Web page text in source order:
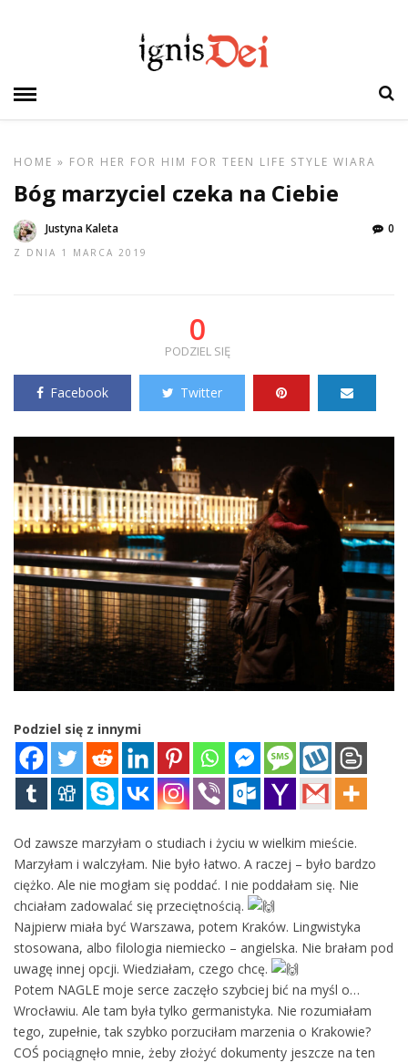
HOME » FOR HER FOR HIM FOR TEEN LIFE STYLE WIARA
Bóg marzyciel czeka na Ciebie
Justyna Kaleta
Z DNIA 1 MARCA 2019
0
0
PODZIEL SIĘ
Facebook Twitter
Podziel się z innymi
Od zawsze marzyłam o studiach i życiu w wielkim mieście.
Marzyłam i walczyłam. Nie było łatwo. A raczej – było bardzo
ciężko. Ale nie mogłam się poddać. I nie poddałam się. Nie
chciałam zadowalać się przeciętnością.
Najpierw miała być Warszawa, potem Kraków. Lingwistyka
stosowana, albo filologia niemiecko – angielska. Nie brałam pod
uwagę innej opcji. Wiedziałam, czego chcę.
Potem NAGLE moje serce zaczęło szybciej bić na myśl o…
Wrocławiu. Ale tam była tylko germanistyka. Nie rozumiałam
tego, zupełnie, tak szybko porzuciłam marzenia o Krakowie?
COŚ pociągnęło mnie, żeby złożyć dokumenty jeszcze na ten